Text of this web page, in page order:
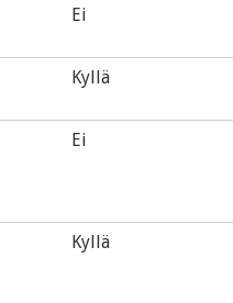
Ei
Kyllä
Ei
Kyllä